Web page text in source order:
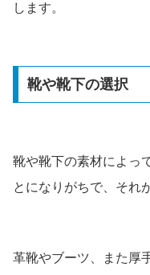
します。
靴や靴下の選択
靴や靴下の素材によっ
とになりがちで、それ
革靴やブーツ、また厚